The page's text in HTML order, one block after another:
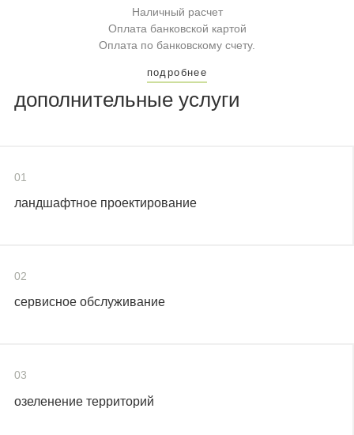
Наличный расчет
Оплата банковской картой
Оплата по банковскому счету.
подробнее
дополнительные услуги
01
ландшафтное проектирование
02
сервисное обслуживание
03
озеленение территорий